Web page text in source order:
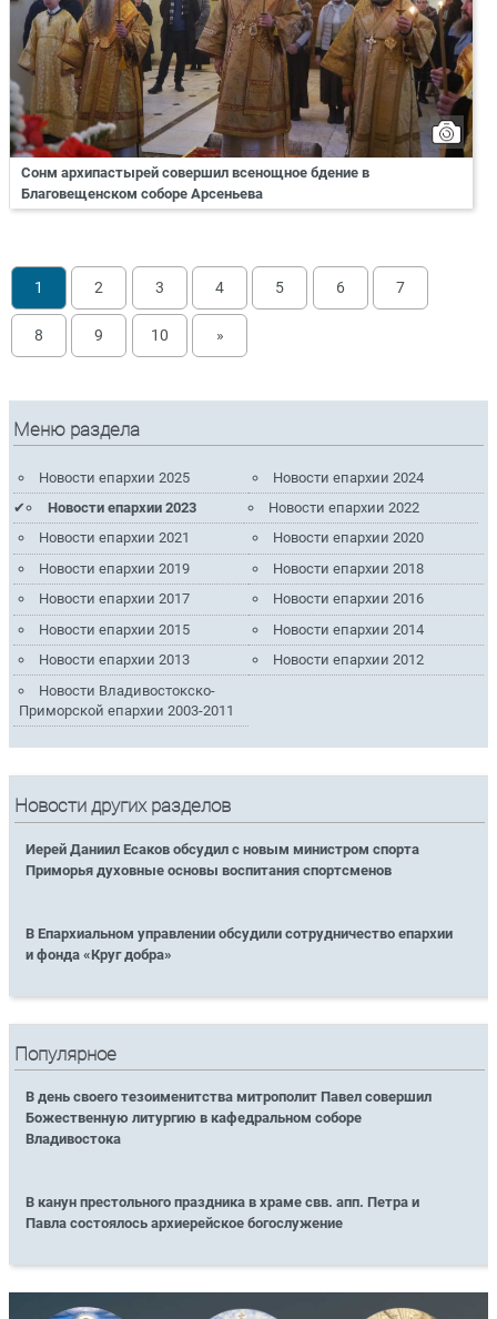
Сонм архипастырей совершил всенощное бдение в
Благовещенском соборе Арсеньева
1 2 3 4 5 6 7
8 9 10 »
Меню раздела
Новости епархии 2025
Новости епархии 2024
Новости епархии 2023
Новости епархии 2022
Новости епархии 2021
Новости епархии 2020
Новости епархии 2019
Новости епархии 2018
Новости епархии 2017
Новости епархии 2016
Новости епархии 2015
Новости епархии 2014
Новости епархии 2013
Новости епархии 2012
Новости Владивостокско-
Приморской епархии 2003-2011
Новости других разделов
Иерей Даниил Есаков обсудил с новым министром спорта
Приморья духовные основы воспитания спортсменов
В Епархиальном управлении обсудили сотрудничество епархии
и фонда «Круг добра»
Популярное
В день своего тезоименитства митрополит Павел совершил
Божественную литургию в кафедральном соборе
Владивостока
В канун престольного праздника в храме свв. апп. Петра и
Павла состоялось архиерейское богослужение